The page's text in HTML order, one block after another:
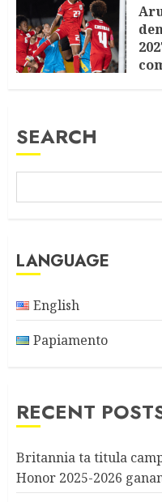
SEARCH
LANGUAGE
English
Papiamento
RECENT
Britannia ta titula
Honor 2025-2026